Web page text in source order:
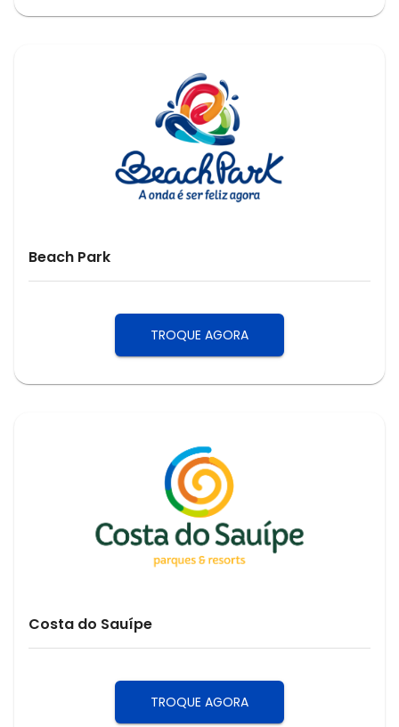
Beach Park
TROQUE AGORA
Costa do Sauípe
TROQUE AGORA